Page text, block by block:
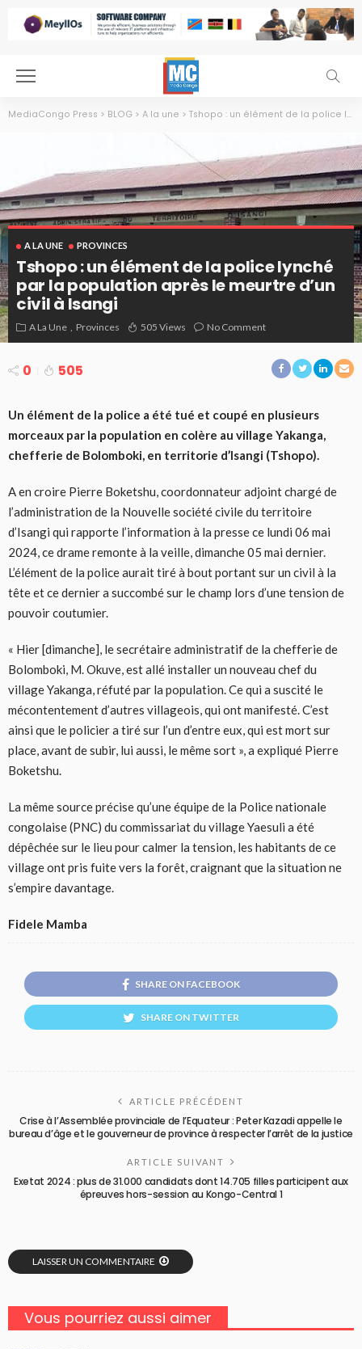
MediaCongo Press > BLOG > A la une > Tshopo : un élément de la police lynché par la population après le meurtre d’un civil à Isangi
A LA UNE PROVINCES
Tshopo : un élément de la police lynché
par la population après le meurtre d’un
civil à Isangi
A La Une Provinces 505 Views No Comment
0 505
Un élément de la police a été tué et coupé en plusieurs
morceaux par la population en colère au village Yakanga,
chefferie de Bolomboki, en territorie d’Isangi (Tshopo).
A en croire Pierre Boketshu, coordonnateur adjoint chargé de
l’administration de la Nouvelle société civile du territoire
d’Isangi qui rapporte l’information à la presse ce lundi 06 mai
2024, ce drame remonte à la veille, dimanche 05 mai dernier.
L’élément de la police aurait tiré à bout portant sur un civil à la
tête et ce dernier a succombé sur le champ lors d’une tension de
pouvoir coutumier.
« Hier [dimanche], le secrétaire administratif de la chefferie de
Bolomboki, M. Okuve, est allé installer un nouveau chef du
village Yakanga, réfuté par la population. Ce qui a suscité le
mécontentement d’autres villageois, qui ont manifesté. C’est
ainsi que le policier a tiré sur l’un d’entre eux, qui est mort sur
place, avant de subir, lui aussi, le même sort », a expliqué Pierre
Boketshu.
La même source précise qu’une équipe de la Police nationale
congolaise (PNC) du commissariat du village Yaesuli a été
dépêchée sur le lieu pour calmer la tension, les habitants de ce
village ont pris fuite vers la forêt, craignant que la situation ne
s’empire davantage.
Fidele Mamba
SHARE ON FACEBOOK
SHARE ON TWITTER
ARTICLE PRÉCÉDENT
Crise à l’Assemblée provinciale de l’Equateur : Peter Kazadi appelle le
bureau d’âge et le gouverneur de province à respecter l’arrêt de la justice
ARTICLE SUIVANT
Exetat 2024 : plus de 31.000 candidats dont 14.705 filles participent aux
épreuves hors-session au Kongo-Central 1
LAISSER UN COMMENTAIRE
Vous pourriez aussi aimer